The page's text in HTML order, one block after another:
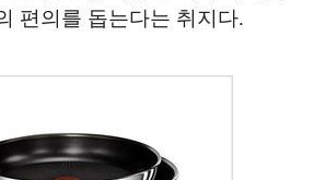
편의를 돕는다는 취지다.